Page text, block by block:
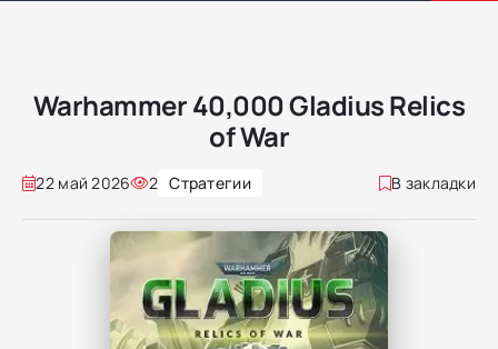
Warhammer 40,000 Gladius Relics
of War
22 май 2026 2 Стратегии В закладки